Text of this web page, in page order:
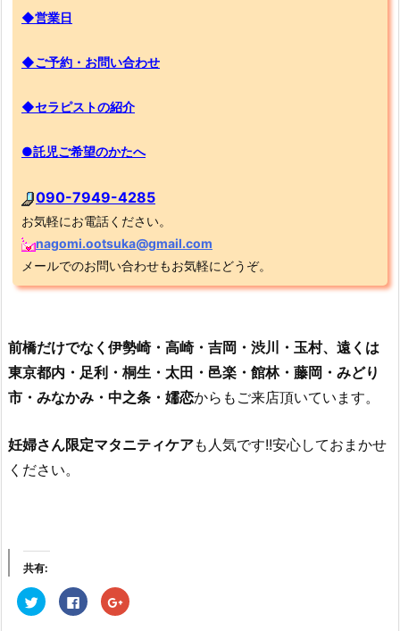
◆営業日
◆ご予約・お問い合わせ
◆セラピストの紹介
●託児ご希望のかたへ
090-7949-4285
お気軽にお電話ください。
nagomi.ootsuka@gmail.com
メールでのお問い合わせもお気軽にどうぞ。
前橋だけでなく伊勢崎・高崎・吉岡・渋川・玉村、遠くは
東京都内・足利・桐生・太田・邑楽・館林・藤岡・みどり
市・みなかみ・中之条・嬬恋からもご来店頂いています。
妊婦さん限定マタニティケアも人気です!!安心しておまかせ
ください。
共有:
ク
リ
F
a
ク
リ